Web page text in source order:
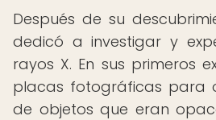
Después de su
dedicó a investigar y
rayos X. En sus primeros
placas fotográficas para
de objetos que eran